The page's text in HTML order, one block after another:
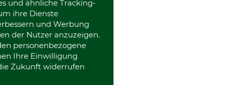
und ähnliche Tracking-
ihre Dienste
und Werbung
der Nutzer anzuzeigen.
personenbezogene
Ihre Einwilligung
Zukunft widerrufen